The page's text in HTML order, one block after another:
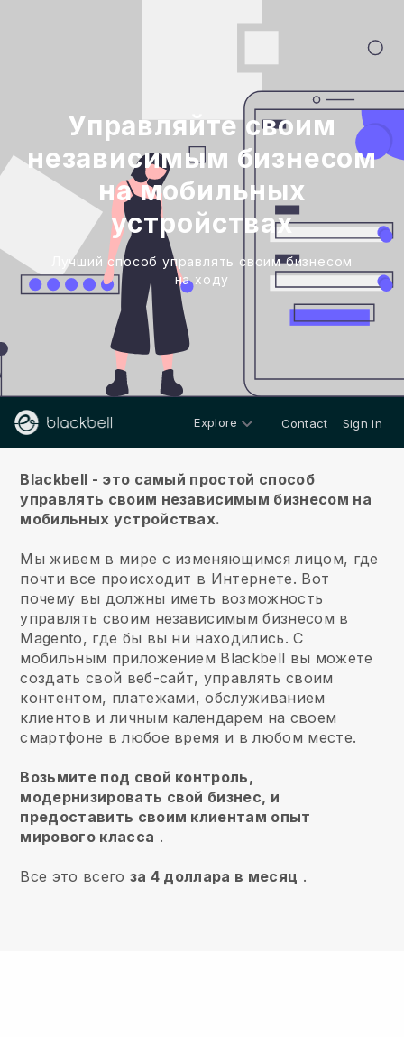
Управляйте своим
независимым бизнесом
на мобильных
устройствах
Лучший способ управлять своим бизнесом
на ходу
Explore Contact Sign in
Blackbell - это самый простой способ
управлять своим независимым бизнесом на
мобильных устройствах.
Мы живем в мире с изменяющимся лицом, где
почти все происходит в Интернете. Вот
почему вы должны иметь возможность
управлять своим независимым бизнесом в
Magento, где бы вы ни находились. С
мобильным приложением Blackbell вы можете
создать свой веб-сайт, управлять своим
контентом, платежами, обслуживанием
клиентов и личным календарем на своем
смартфоне в любое время и в любом месте.
Возьмите под свой контроль,
модернизировать свой бизнес, и
предоставить своим клиентам опыт
мирового класса .
Все это всего за 4 доллара в месяц .